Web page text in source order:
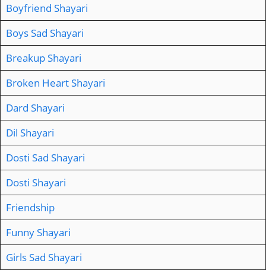
Boyfriend Shayari
Boys Sad Shayari
Breakup Shayari
Broken Heart Shayari
Dard Shayari
Dil Shayari
Dosti Sad Shayari
Dosti Shayari
Friendship
Funny Shayari
Girls Sad Shayari